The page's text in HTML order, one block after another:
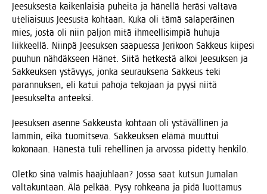
Jee­suk­ses­ta kai­ken­lai­sia puhei­ta ja hänel­lä herä­si val­ta­va
ute­liai­suus Jee­sus­ta koh­taan. Kuka oli tämä sala­pe­räi­nen
mies, jos­ta oli niin pal­jon mitä ihmeel­li­sim­piä huhu­ja
liik­keel­lä. Niin­pä Jee­suk­sen saa­pues­sa Jeri­koon Sak­keus kii­pe­si
puu­hun näh­däk­seen Hänet. Sii­tä het­kes­tä alkoi Jee­suk­sen ja
Sak­keuk­sen ystä­vyys, jon­ka seu­rauk­se­na Sak­keus teki
paran­nuk­sen, eli katui paho­ja teko­jaan ja pyy­si nii­tä
Jee­suk­sel­ta anteeksi.
Jee­suk­sen asen­ne Sak­keus­ta koh­taan oli ystä­väl­li­nen ja
läm­min, eikä tuo­mit­se­va. Sak­keuk­sen elä­mä muut­tui
koko­naan. Hänes­tä tuli rehel­li­nen ja arvos­sa pidet­ty henkilö.
Olet­ko sinä val­mis hää­juh­laan? Jos­sa saat kut­sun Juma­lan
val­ta­kun­taan. Älä pel­kää. Pysy roh­kea­na ja pidä luot­ta­mus